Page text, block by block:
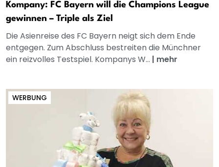
Kompany: FC Bayern will die Champions League
gewinnen – Triple als Ziel
Die Asienreise des FC Bayern neigt sich dem Ende
entgegen. Zum Abschluss bestreiten die Münchner
ein reizvolles Testspiel. Kompanys W... | mehr
WERBUNG